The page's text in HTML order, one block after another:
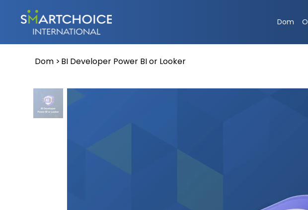
Dom O
Dom > BI Developer Power BI or Looker